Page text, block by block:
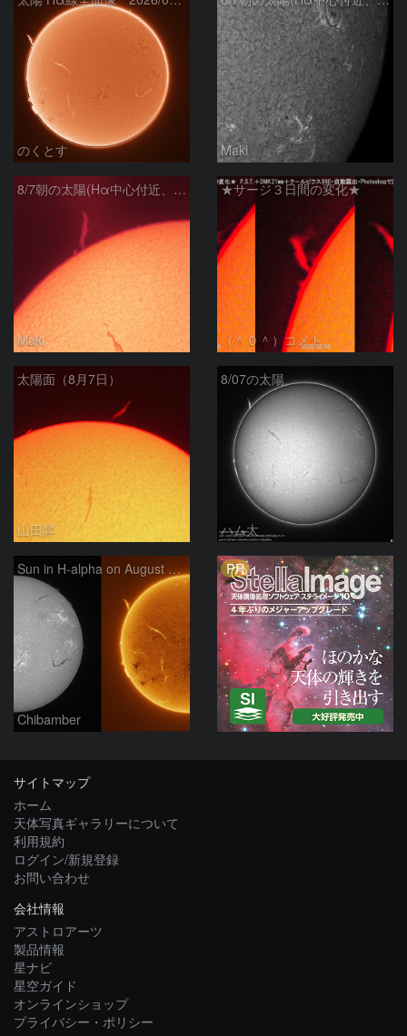
のくとす Maki
8/7朝の太陽(Hα中心付近、プロミネンス)
Maki
★サージ３日間の変化★
（＾０＾）コメト
太陽面（8月7日）
山田昇
8/07の太陽
ハム太
Sun in H-alpha on August 7, 2026
Chibamber
PR
サイトマップ
ホーム
天体写真ギャラリーについて
利用規約
ログイン/新規登録
お問い合わせ
会社情報
アストロアーツ
製品情報
星ナビ
星空ガイド
オンラインショップ
プライバシー・ポリシー